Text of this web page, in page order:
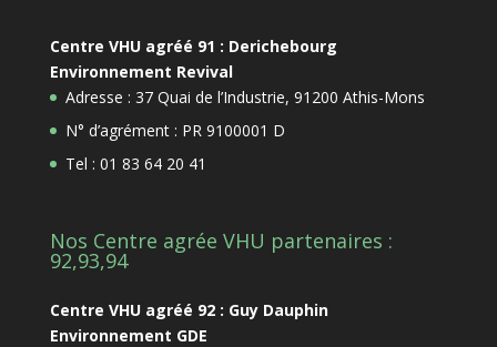
Centre VHU agréé 91 : Derichebourg
Environnement Revival
Adresse : 37 Quai de l’Industrie, 91200 Athis-Mons
N° d’agrément : PR 9100001 D
Tel : 01 83 64 20 41
Nos Centre agrée VHU partenaires :
92,93,94
Centre VHU agréé 92 : Guy Dauphin
Environnement GDE